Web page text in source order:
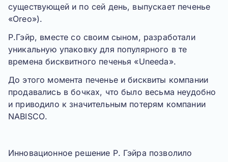
существующей и по сей день, выпускает печенье
«Oreo»).
Р.Гэйр, вместе со своим сыном, разработали
уникальную упаковку для популярного в те
времена бисквитного печенья «Uneeda».
До этого момента печенье и бисквиты компании
продавались в бочках, что было весьма неудобно
и приводило к значительным потерям компании
NABISCO.
Инновационное решение Р. Гэйра позволило